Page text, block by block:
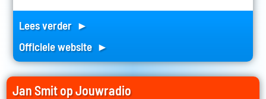
Lees verder ►
Officiele website ►
Jan Smit op Jouwradio